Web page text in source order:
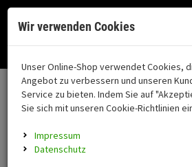
Fahrzeugteile
Neuheiten
coming soon
Ihr
Ergebnisse ()
Nutzung unserer Dienste erklären Sie
Okay
Menü
Motorrad auswählen
Versand & Lieferung
Bitte wählen Sie Ihr Lieferland.
Wir verwenden Cookies
Unser Online-Shop verwendet Cookies,
Angebot zu verbessern und unseren
Service zu bieten. Indem Sie auf
Sie sich mit unseren Cookie-Richtlinien
Impressum
Datenschutz